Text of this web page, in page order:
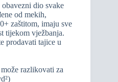
dio svake
od mekih,
zaštitom, imaju sve
tijekom vježbanja.
prodavati tajice u
razlikovati za